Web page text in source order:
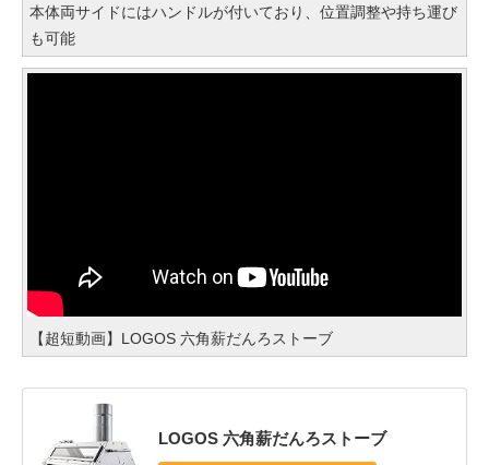
本体両サイドにはハンドルが付いており、位置調整や持ち運び
も可能
【超短動画】LOGOS 六角薪だんろストーブ
LOGOS 六角薪だんろストーブ